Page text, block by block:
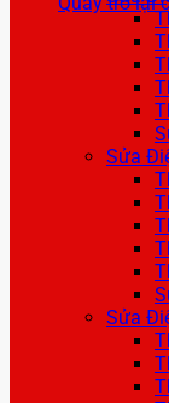
Sửa
Sửa